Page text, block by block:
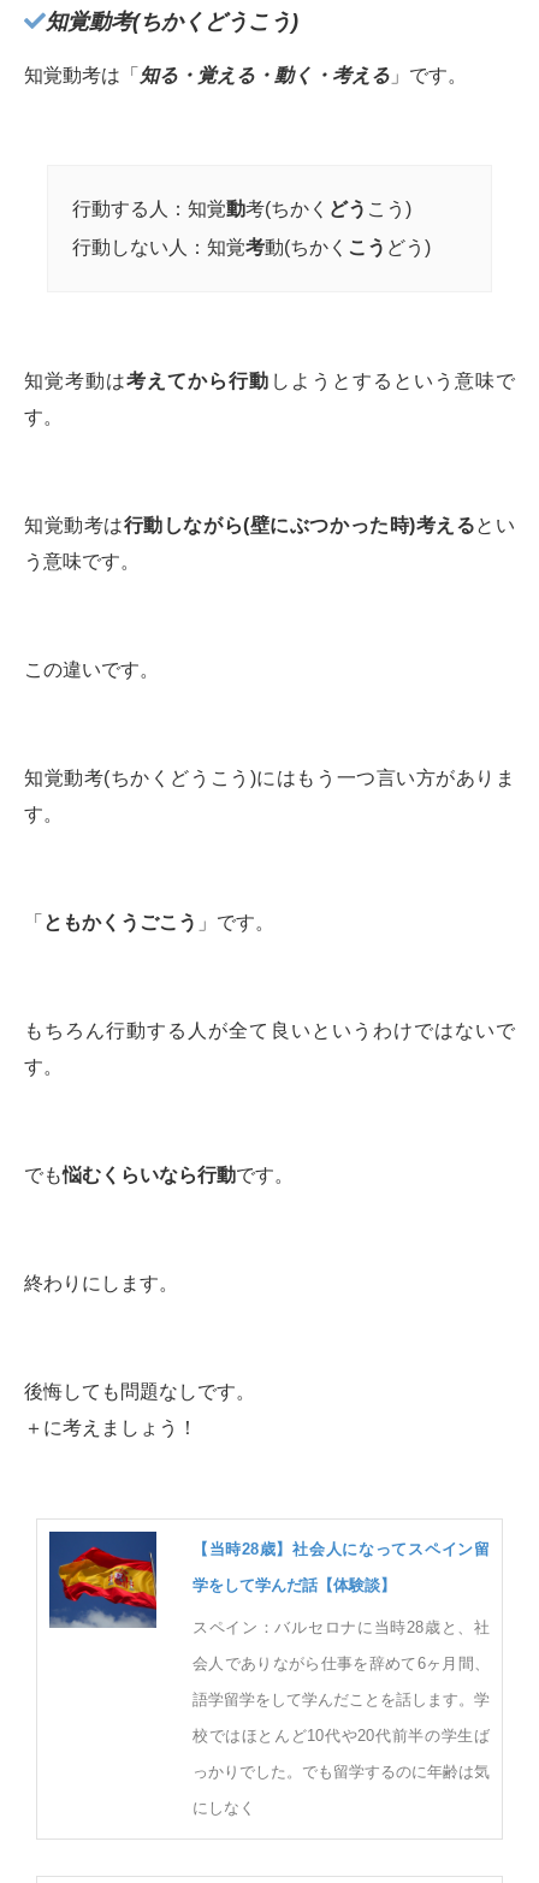
知覚動考(ちかくどうこう)
知覚動考は「 知る・覚える・動く・考える 」です。
行動する人：知覚動考(ちかく どう こう)
行動しない人：知覚考動(ちかく こう どう)
知覚考動は考えてから行動 しようとするという意味で
す。
知覚動考は行動しながら(壁にぶつかった時)考えるとい
う意味です。
この違いです。
知覚動考(ちかくどうこう)にはもう一つ言い方がありま
す。
「 ともかくうごこう 」です。
もちろん行動する人が全て良いというわけではないで
す。
でも悩むくらいなら行動です。
終わりにします。
後悔しても問題なしです。
＋に考えましょう！
【当時28歳】社会人になってスペイン留
学をして学んだ話【体験談】
スペイン：バルセロナに当時28歳と、社
会人でありながら仕事を辞めて6ヶ月間、
語学留学をして学んだことを話します。学
校ではほとんど10代や20代前半の学生ば
っかりでした。でも留学するのに年齢は気
にしなく